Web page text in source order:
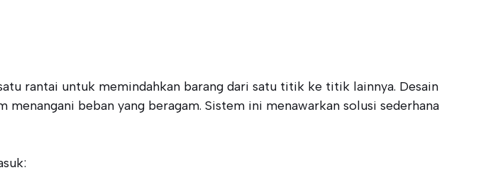
rantai untuk memindahkan barang dari satu titik ke titik lainnya. Desain
beban yang beragam. Sistem ini menawarkan solusi sederhana